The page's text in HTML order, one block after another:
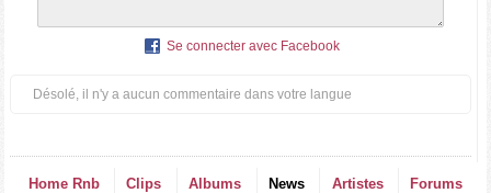
Se connecter avec Facebook
Désolé, il n'y a aucun commentaire dans votre langue
Home Rnb Clips Albums News Artistes Forums